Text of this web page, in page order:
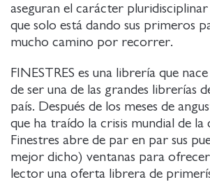
aseguran el carácter
que solo está dando sus primeros
mucho camino por recorrer.
FINESTRES es una librería que
de ser una de las grandes librerías
país. Después de los meses de
que ha traído la crisis mundial de la
Finestres abre de par en par sus
mejor dicho) ventanas para
lector una oferta librera de